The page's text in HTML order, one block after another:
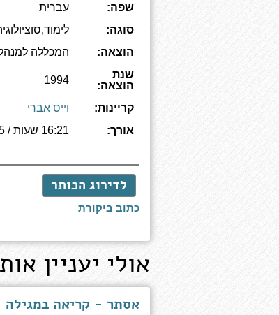
שפה:
עברית
סוגה:
הוצאה:
המכללה
שנת
הוצאה:
1994
קריינות:
וייס אברי
אורך:
16:21 שעות / 285 עמודים
לדירוג הכותר
כתוב ביקורת
אולי יעניין
אסתר - קריאה במגילה